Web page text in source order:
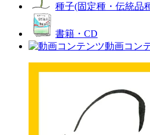
種子(固定種・伝統品
書籍・CD
動画コン